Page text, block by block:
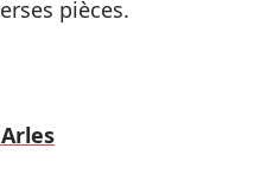
pièces.